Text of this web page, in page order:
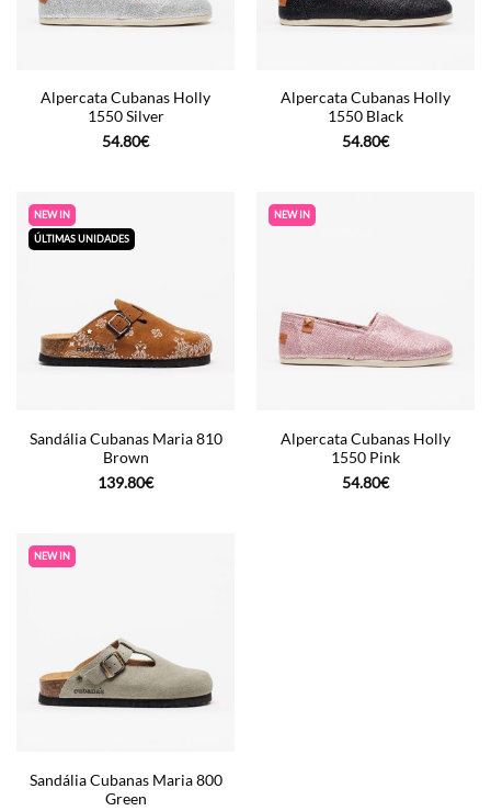
Alpercata Cubanas Holly
1550 Silver
54.80€
Alpercata Cubanas Holly
1550 Black
54.80€
NEW IN
ÚLTIMAS UNIDADES
Sandália Cubanas Maria 810
Brown
139.80€
NEW IN
Alpercata Cubanas Holly
1550 Pink
54.80€
NEW IN
Sandália Cubanas Maria 800
Green